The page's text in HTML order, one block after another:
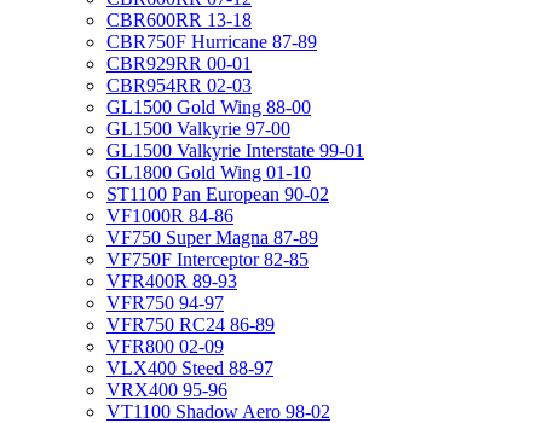
CBR600RR 13-18
CBR750F Hurricane 87-89
CBR929RR 00-01
CBR954RR 02-03
GL1500 Gold Wing 88-00
GL1500 Valkyrie 97-00
GL1500 Valkyrie Interstate 99-01
GL1800 Gold Wing 01-10
ST1100 Pan European 90-02
VF1000R 84-86
VF750 Super Magna 87-89
VF750F Interceptor 82-85
VFR400R 89-93
VFR750 94-97
VFR750 RC24 86-89
VFR800 02-09
VLX400 Steed 88-97
VRX400 95-96
VT1100 Shadow Aero 98-02